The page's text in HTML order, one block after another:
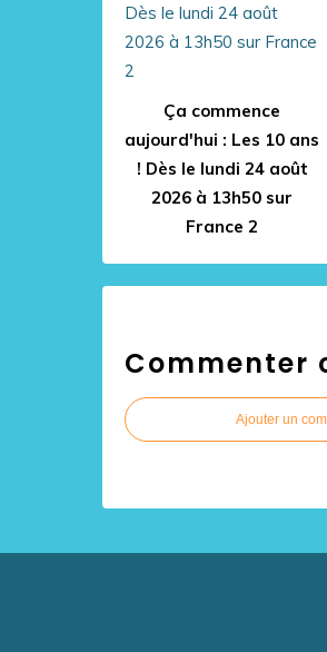
Ça commence
aujourd'hui : Les 10 ans
! Dès le lundi 24 août
2026 à 13h50 sur
France 2
Commenter
Ajouter un